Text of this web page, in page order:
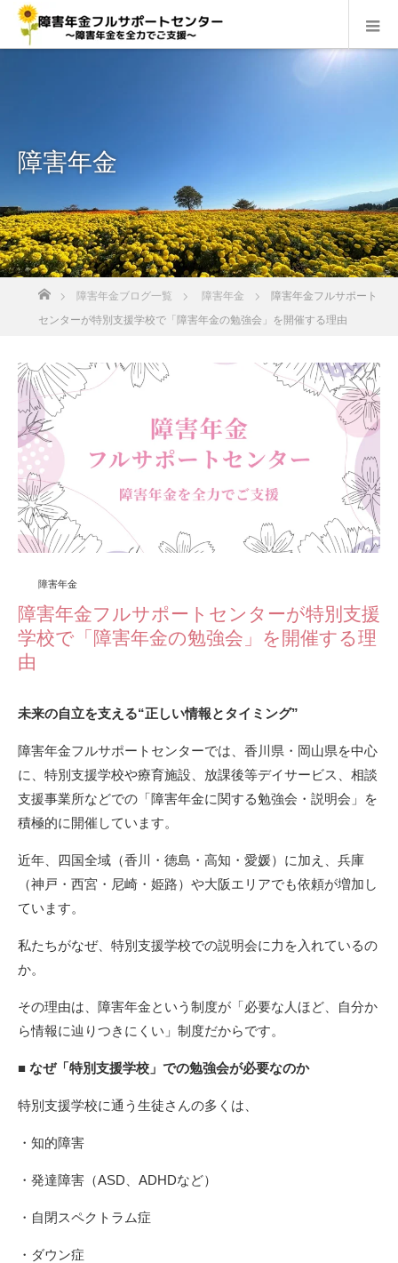
障害年金
障害年金ブログ一覧 障害年金
障害年金フルサポート
センターが特別支援学校で「障害年金の勉強会」を開催する理由
障害年金
障害年金フルサポートセンターが特別支援
学校で「障害年金の勉強会」を開催する理
由
未来の自立を支える“正しい情報とタイミング”
障害年金フルサポートセンターでは、香川県・岡山県を中心
に、特別支援学校や療育施設、放課後等デイサービス、相談
支援事業所などでの「障害年金に関する勉強会・説明会」を
積極的に開催しています。
近年、四国全域（香川・徳島・高知・愛媛）に加え、兵庫
（神戸・西宮・尼崎・姫路）や大阪エリアでも依頼が増加し
ています。
私たちがなぜ、特別支援学校での説明会に力を入れているの
か。
その理由は、障害年金という制度が「必要な人ほど、自分か
ら情報に辿りつきにくい」制度だからです。
■ なぜ「特別支援学校」での勉強会が必要なのか
特別支援学校に通う生徒さんの多くは、
・知的障害
・発達障害（ASD、ADHDなど）
・自閉スペクトラム症
・ダウン症